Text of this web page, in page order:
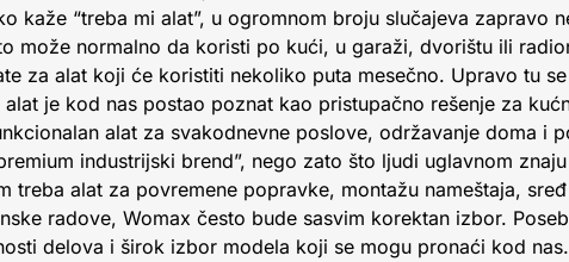
kaže “treba mi alat”, u ogromnom broju slučajeva zapravo
može normalno da koristi po kući, u garaži, dvorištu ili
za alat koji će koristiti nekoliko puta mesečno. Upravo tu
alat je kod nas postao poznat kao pristupačno rešenje za
alat za svakodnevne poslove, održavanje doma i
industrijski brend”, nego zato što ljudi uglavnom
treba alat za povremene popravke, montažu nameštaja,
radove, Womax često bude sasvim korektan izbor.
delova i širok izbor modela koji se mogu pronaći kod nas.